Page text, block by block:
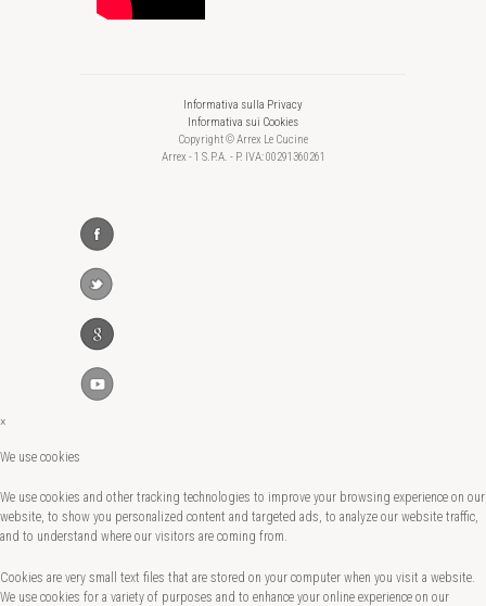
Informativa sulla Privacy
Informativa sui Cookies
Copyright © Arrex Le Cucine
Arrex - 1 S.P.A. - P. IVA: 00291360261
×
We use cookies
We use cookies and other tracking technologies to improve your browsing experience on our
website, to show you personalized content and targeted ads, to analyze our website traffic,
and to understand where our visitors are coming from.
Cookies are very small text files that are stored on your computer when you visit a website.
We use cookies for a variety of purposes and to enhance your online experience on our